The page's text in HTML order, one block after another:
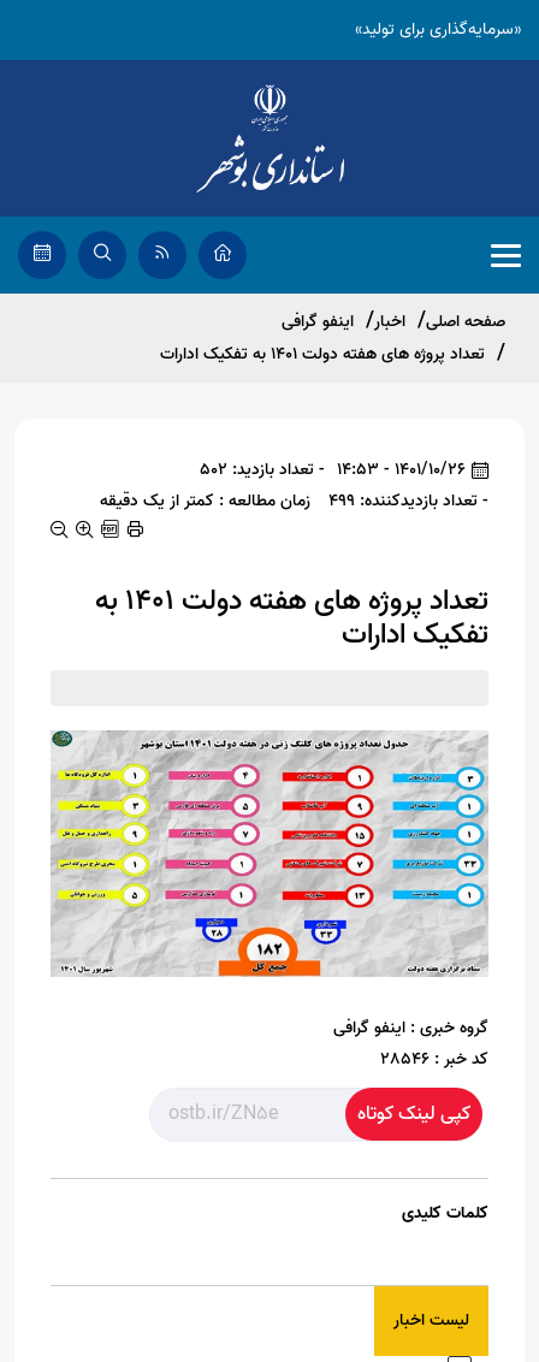
«سرمایه‌گذاری برای تولید»
صفحه اصلی اخبار
اینفو گرافی
تعداد پروژه های هفته دولت 1401 به تفکیک ادارات
1401/10/26 - 14:53
- تعداد بازدید: 502
- تعداد بازدیدکننده: 499
زمان مطالعه : کمتر از یک دقیقه
تعداد پروژه های هفته دولت 1401 به
تفکیک ادارات
گروه خبری : اینفو گرافی
کد خبر : 28546
کپی لینک کوتاه
کلمات کلیدی
لیست اخبار